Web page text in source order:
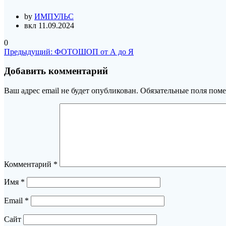
by ИМПУЛЬС
вкл 11.09.2024
0
Навигация
по
записям
Предыдущий: Предыдущая
ФОТОШОП от А до Я
Добавить комментарий
Ваш адрес email не будет опубликован. Обязательные поля
Комментарий *
Имя *
Email *
Сайт